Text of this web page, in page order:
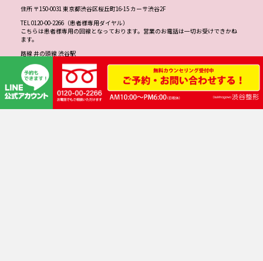
住所 〒150-0031 東京都渋谷区桜丘町16-15 カーサ渋谷2F
TEL 0120-00-2266（患者様専用ダイヤル）
こちらは患者様専用の回線となっております。営業のお電話は一切お受けできかね
ます。
路線 井の頭線 渋谷駅
JR・東横線・田園都市線・東京メトロ銀座線・半蔵門線 渋谷駅
JR渋谷駅「新南口」徒歩3分
渋谷サクラステージ正面